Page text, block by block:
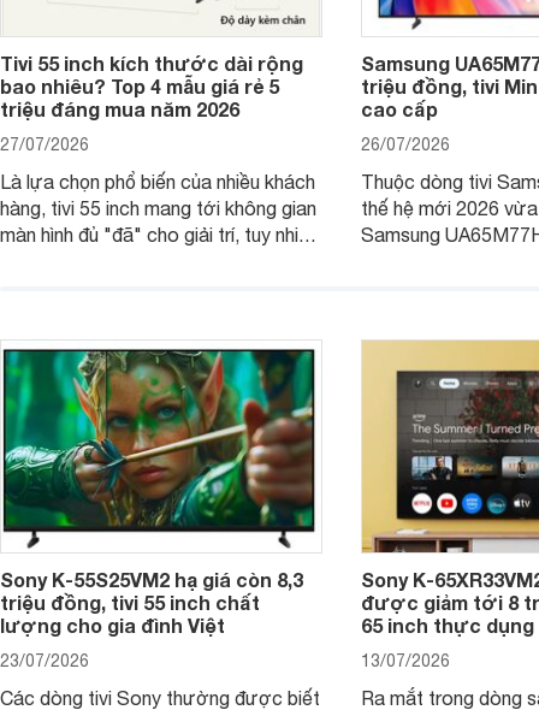
Tivi 55 inch kích thước dài rộng
bao nhiêu? Top 4 mẫu giá rẻ 5
triệu đáng mua năm 2026
27/07/2026
Là lựa chọn phổ biến của nhiều khách
hàng, tivi 55 inch mang tới không gian
màn hình đủ "đã" cho giải trí, tuy nhiên
dùng cho phòng bao nhiêu m2?
Samsung
triệu đồng, tivi
cao cấp
26/07/2026
Thuộc dòng tivi
thế hệ mới 2026
Samsung
Sony K-55S25VM2 hạ giá còn 8,3
triệu đồng, tivi 55 inch chất
lượng cho gia đình Việt
23/07/2026
Các dòng tivi Sony thường được biết
Sony K-
được giảm tới 8
65 inch thực
13/07/2026
Ra mắt trong dòng